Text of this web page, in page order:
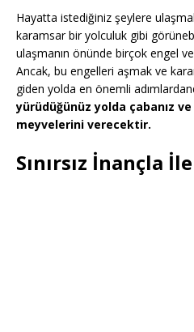
Hayatta istediğiniz şeylere
karamsar bir yolculuk gibi
ulaşmanın önünde birçok engel
Ancak, bu engelleri aşmak ve
giden yolda en önemli
yürüdüğünüz yolda çabanız ve
meyvelerini verecektir.
Sınırsız İnançla